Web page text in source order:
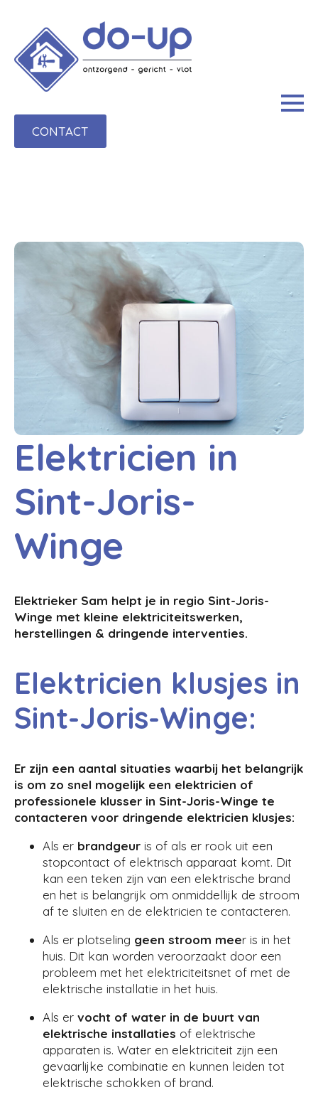
CONTACT
Elektricien in
Sint-Joris-
Winge
Elektrieker Sam helpt je in regio Sint-Joris-
Winge met kleine elektriciteitswerken,
herstellingen & dringende interventies.
Elektricien klusjes in
Sint-Joris-Winge:
Er zijn een aantal situaties waarbij het belangrijk
is om zo snel mogelijk een elektricien of
professionele klusser in Sint-Joris-Winge te
contacteren voor dringende elektricien klusjes:
Als er brandgeur is of als er rook uit een
stopcontact of elektrisch apparaat komt. Dit
kan een teken zijn van een elektrische brand
en het is belangrijk om onmiddellijk de stroom
af te sluiten en de elektricien te contacteren.
Als er plotseling geen stroom meer is in het
huis. Dit kan worden veroorzaakt door een
probleem met het elektriciteitsnet of met de
elektrische installatie in het huis.
Als er vocht of water in de buurt van
elektrische installaties of elektrische
apparaten is. Water en elektriciteit zijn een
gevaarlijke combinatie en kunnen leiden tot
elektrische schokken of brand.